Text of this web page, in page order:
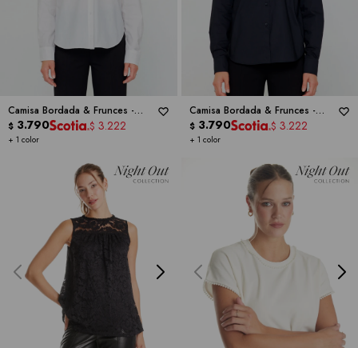
Camisa Bordada & Frunces -
CURRENT AIR
+ 1 color
$ 3.790 $ 3.222
Camisa Bordada & Frunces -
CURRENT AIR
+ 1 color
$ 3.790 $ 3.222